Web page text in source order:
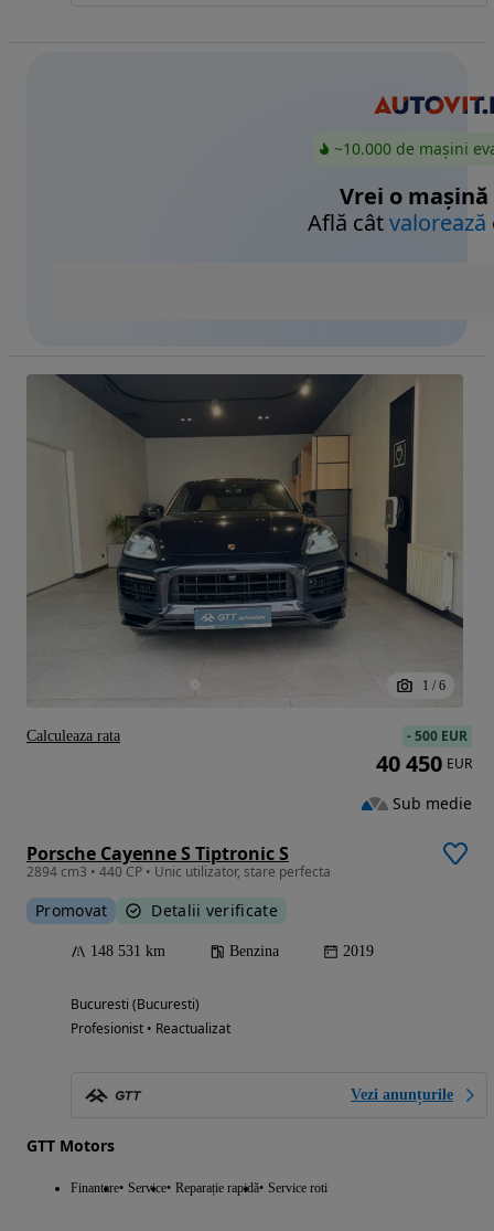
~10.000 de mașini
Vrei o mașină
Află câtvalorează
1 / 6
Porsche Cayenne S Tiptronic S
2894 cm3 • 440 CP • Unic utilizator, stare perfecta
Promovat Detalii verificate
148 531 km Benzina 2019
Bucuresti (Bucuresti)
Profesionist • Reactualizat
Vezi anunțurile
GTT Motors
Finantare Service Reparație rapidă Service roti
-500 EUR
40 450 EUR
Sub medie
Calculeaza rata